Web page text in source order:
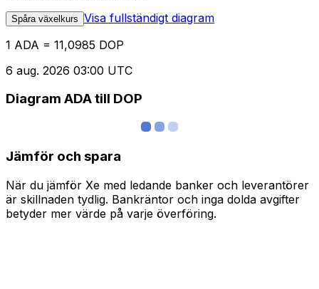
Spåra växelkurs Visa fullständigt diagram
1 ADA = 11,0985 DOP
6 aug. 2026 03:00 UTC
Diagram ADA till DOP
Jämför och spara
När du jämför Xe med ledande banker och leverantörer
är skillnaden tydlig. Bankräntor och inga dolda avgifter
betyder mer värde på varje överföring.